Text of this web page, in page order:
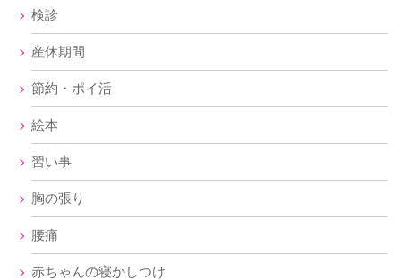
検診
産休期間
節約・ポイ活
絵本
習い事
胸の張り
腰痛
赤ちゃんの寝かしつけ